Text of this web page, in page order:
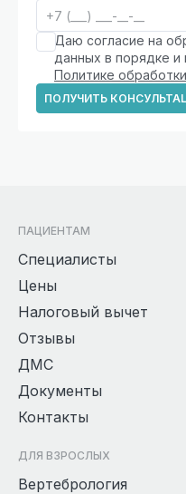
Даю согласие на
данных в порядке и
Политике
ПОЛУЧИТЬ
ПАЦИЕНТАМ
Специалисты
Цены
Налоговый вычет
Отзывы
ДМС
Документы
Контакты
ДЛЯ ВЗРОСЛЫХ
Вертебрология